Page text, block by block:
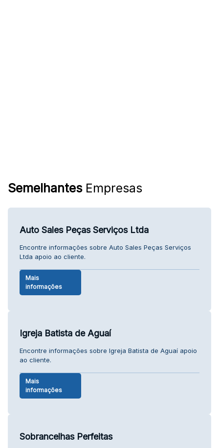
SemelhantesEmpresas
Auto Sales Peças Serviços Ltda
Encontre informações sobre Auto Sales Peças Serviços
Ltda apoio ao cliente.
Mais
informações
Igreja Batista de Aguaí
Encontre informações sobre Igreja Batista de Aguaí apoio
ao cliente.
Mais
informações
Sobrancelhas Perfeitas